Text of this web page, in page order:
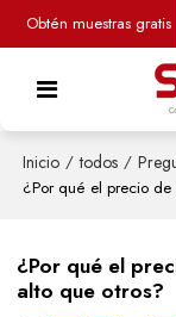
Obtén muestras gratis
Inicio / todos /
¿Por qué el precio de
¿Por qué el
alto que otros?